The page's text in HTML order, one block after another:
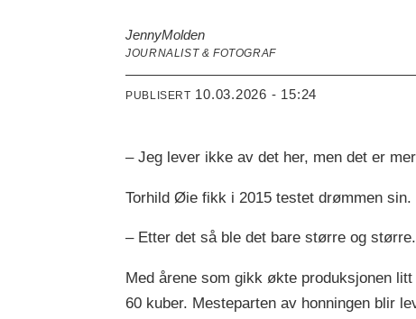
JennyMolden
JOURNALIST & FOTOGRAF
PUBLISERT 10.03.2026 - 15:24
– Jeg lever ikke av det her, men det er
Torhild Øie fikk i 2015 testet drømmen
– Etter det så ble det bare større og større.
Med årene som gikk økte produksjonen
60 kuber. Mesteparten av honningen blir